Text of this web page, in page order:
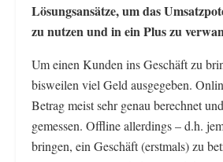
Lösungsansätze, um das
zu nutzen und in ein Plus zu
Um einen Kunden ins Geschäft zu
bisweilen viel Geld ausgegeben.
Betrag meist sehr genau berechnet
gemessen. Offline allerdings – d.h.
bringen, ein Geschäft (erstmals) zu